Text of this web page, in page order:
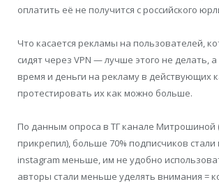
оплатить её не получится с российского
Что касается рекламы на пользователей,
сидят через VPN — лучше этого не делать,
время и деньги на рекламу в действующих
протестировать их как можно больше.
По данным опроса в ТГ канале Митрошиной
прикрепил), больше 70% подписчиков стали
instagram меньше, им не удобно
авторы стали меньше уделять внимания =